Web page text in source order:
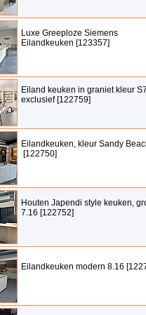
Luxe Greeploze Siemens
Eilandkeuken [123357]
Eiland keuken in graniet kleur
exclusief [122759]
Eilandkeuken, kleur Sandy
[122750]
Houten Japendi style keuken,
7.16 [122752]
Eilandkeuken modern 8.16